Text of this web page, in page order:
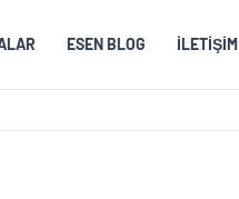
ESEN BLOG İLETIŞIM